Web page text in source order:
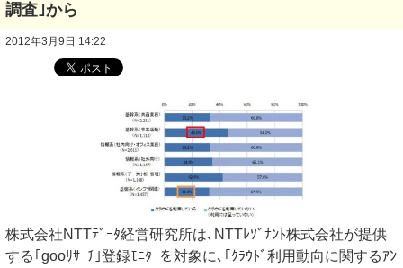
調査｣から
2012年3月9日 14:22
株式会社NTTﾃﾞｰﾀ経営研究所は､NTTﾚｿﾞﾅﾝﾄ株式会社が提供
する｢gooﾘｻｰﾁ｣登録ﾓﾆﾀｰを対象に､｢ｸﾗｳﾄﾞ利用動向に関するｱﾝ